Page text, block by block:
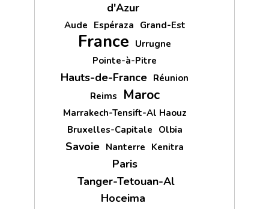
d'Azur
Aude Espéraza Grand-Est
France Urrugne
Pointe-à-Pitre
Hauts-de-France Réunion
Reims
Maroc
Marrakech-Tensift-Al Haouz
Bruxelles-Capitale Olbia
Savoie Nanterre Kenitra
Paris
Tanger-Tetouan-Al
Hoceima